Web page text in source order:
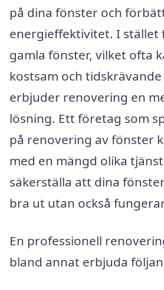
på dina fönster och
energieffektivitet. I stället
gamla fönster, vilket ofta
kostsam och tidskrävande
erbjuder renovering en
lösning. Ett företag som
på renovering av fönster
med en mängd olika
säkerställa att dina
bra ut utan också
En professionell
bland annat erbjuda